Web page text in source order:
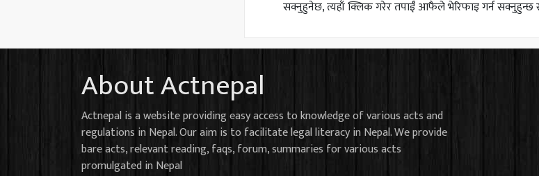
सक्नुहुनेछ, त्यहाँ क्लिक गरेर तपाईँ आफैले भेरिफाइ गर्न सक्नुहुन्छ र
About Actnepal
Actnepal is a website providing easy access to knowledge of various acts and
regulations in Nepal. Our aim is to facilitate legal literacy in Nepal. We provide
bare acts, relevant reading, faqs, forum, summaries for various acts
promulgated in Nepal